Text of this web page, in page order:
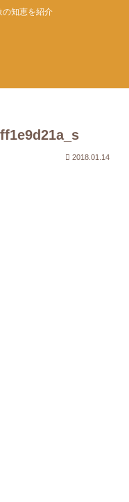
の知恵を紹介
2018.01.14